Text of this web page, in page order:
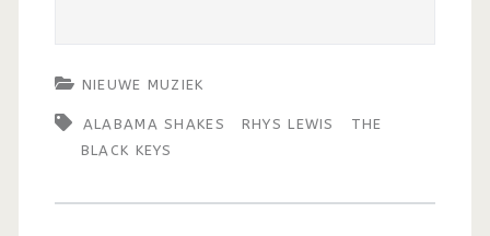
NIEUWE MUZIEK
ALABAMA SHAKES RHYS LEWIS
THE
BLACK KEYS